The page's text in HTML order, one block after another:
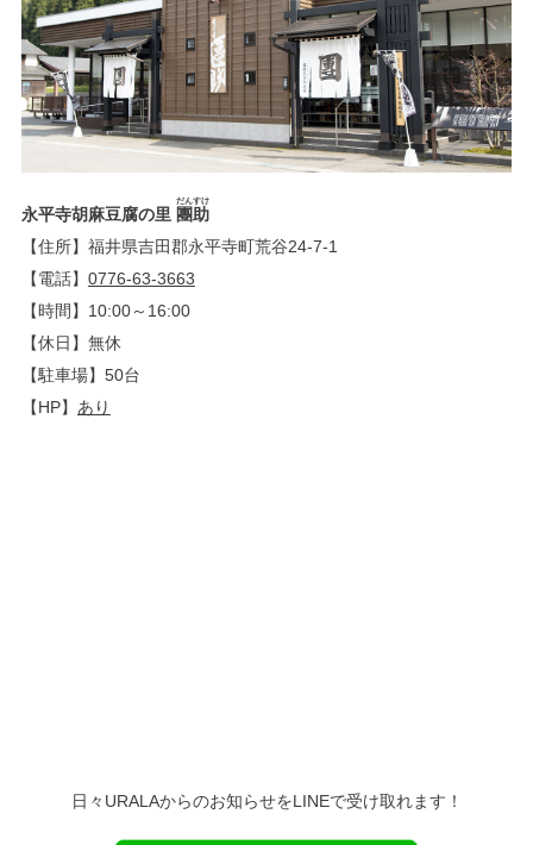
永平寺胡麻豆腐の里 團
だん
助
すけ
【住所】福井県吉田郡永平寺町荒谷24-7-1
【電話】 0776-63-3663
【時間】10:00～16:00
【休日】無休
【駐車場】50台
【HP】 あり
日々URALAからのお知らせをLINEで受け取れます！